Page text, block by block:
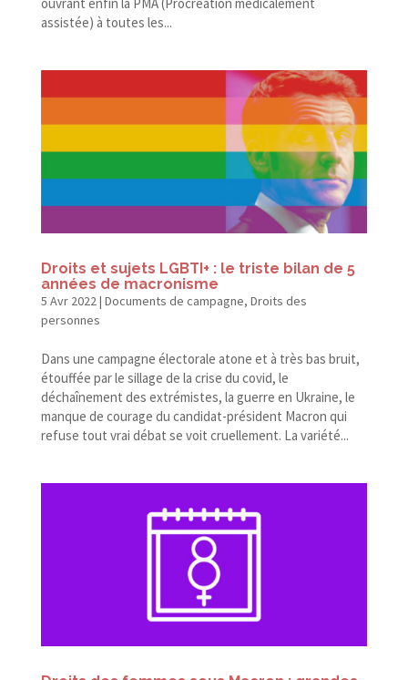
assistée) à toutes les...
Droits et sujets LGBTI+ : le triste bilan de 5
années de macronisme
5 Avr 2022| Documents de campagne, Droits des
personnes
Dans une campagne électorale atone et à très bas bruit,
étouffée par le sillage de la crise du covid, le
déchaînement des extrémistes, la guerre en Ukraine, le
manque de courage du candidat-​président Macron qui
refuse tout vrai débat se voit cruellement. La variété...